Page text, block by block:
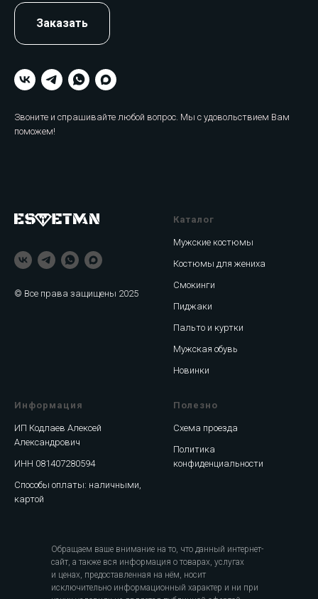
Заказать
Звоните и спрашивайте любой вопрос. Мы с удовольствием Вам
поможем!
© Все права защищены 2025
Каталог
Мужские костюмы
Костюмы для жениха
Смокинги
Пиджаки
Пальто и куртки
Мужская обувь
Новинки
Информация
ИП Кодлаев Алексей
Александрович
ИНН 081407280594
Способы оплаты: наличными,
картой
Полезно
Схема проезда
Политика
конфиденциальности
Обращаем ваше внимание на то, что данный интернет-
сайт, а также вся информация о товарах, услугах
и ценах, предоставленная на нём, носит
исключительно информационный характер и ни при